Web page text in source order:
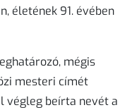
életének 91. évében
mégis
mesteri címét
végleg beírta nevét a